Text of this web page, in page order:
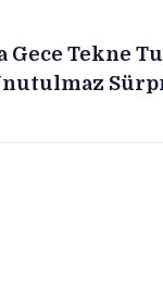
Gece Tekne